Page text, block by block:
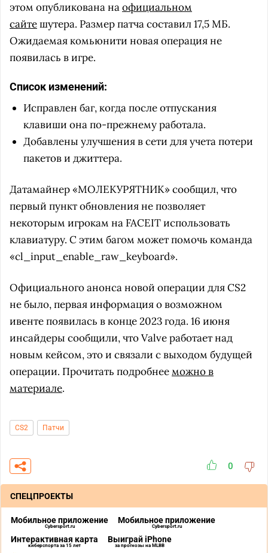
этом опубликована наофициальном
сайтешутера. Размер патча составил 17,5 МБ.
Ожидаемая комьюнити новая операция не
появилась в игре.
Список изменений:
Исправлен баг, когда после отпускания
клавиши она по-прежнему работала.
Добавлены улучшения в сети для учета потери
пакетов и джиттера.
Датамайнер «МОЛЕКУРЯТНИК» сообщил, что
первый пункт обновления не позволяет
некоторым игрокам на FACEIT использовать
клавиатуру. С этим багом может помочь команда
«cl_input_enable_raw_keyboard».
Официального анонса новой операции для CS2
не было, первая информация о возможном
ивенте появилась в конце 2023 года. 16 июня
инсайдеры сообщили, что Valve работает над
новым кейсом, это и связали с выходом будущей
операции. Прочитать подробнееможно в
материале.
CS2 Патчи
0
СПЕЦПРОЕКТЫ
Мобильное приложение
Cybersport.ru
Мобильное приложение
Cybersport.ru
Интерактивная карта
киберспорта за 15 лет
Выиграй iPhone
за прогнозы на MLBB